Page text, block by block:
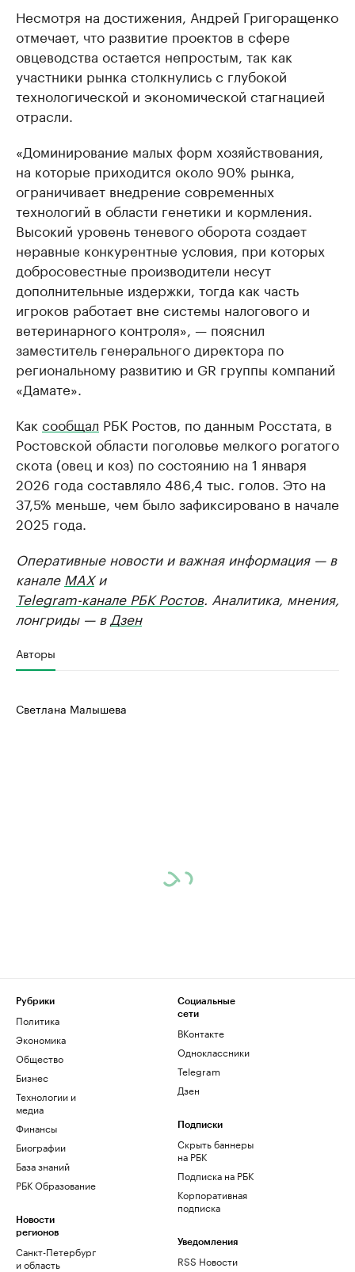
Несмотря на достижения, Андрей Григоращенко
отмечает, что развитие проектов в сфере
овцеводства остается непростым, так как
участники рынка столкнулись с глубокой
технологической и экономической стагнацией
отрасли.
«Доминирование малых форм хозяйствования,
на которые приходится около 90% рынка,
ограничивает внедрение современных
технологий в области генетики и кормления.
Высокий уровень теневого оборота создает
неравные конкурентные условия, при которых
добросовестные производители несут
дополнительные издержки, тогда как часть
игроков работает вне системы налогового и
ветеринарного контроля», — пояснил
заместитель генерального директора по
региональному развитию и GR группы компаний
«Дамате».
Как сообщал РБК Ростов, по данным Росстата, в
Ростовской области поголовье мелкого рогатого
скота (овец и коз) по состоянию на 1 января
2026 года составляло 486,4 тыс. голов. Это на
37,5% меньше, чем было зафиксировано в начале
2025 года.
Оперативные новости и важная информация — в
канале MAXи
Telegram-канале РБК Ростов. Аналитика, мнения,
лонгриды — в Дзен
Авторы
Светлана Малышева
Рубрики
Политика
Экономика
Общество
Бизнес
Технологии и
медиа
Финансы
Биографии
База знаний
РБК Образование
Новости
регионов
Санкт-Петербург
и область
Социальные
сети
ВКонтакте
Одноклассники
Telegram
Дзен
Подписки
Скрыть баннеры
на РБК
Подписка на РБК
Корпоративная
подписка
Уведомления
RSS Новости